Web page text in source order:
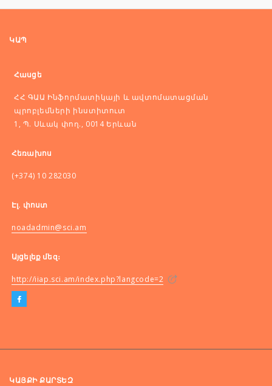
ԿԱՊ
Հասցե
ՀՀ ԳԱԱ Ինֆորմատիկայի և ավտոմատացման
պրոբլեմների ինստիտուտ
1, Պ. Սևակ փող., 0014 Երևան
Հեռախոս
(+374) 10 282030
Էլ. փոստ
noadadmin@sci.am
Այցելեք մեզ։
http://iiap.sci.am/index.php?langcode=2
ԿԱՅՔԻ ՔԱՐՏԵԶ